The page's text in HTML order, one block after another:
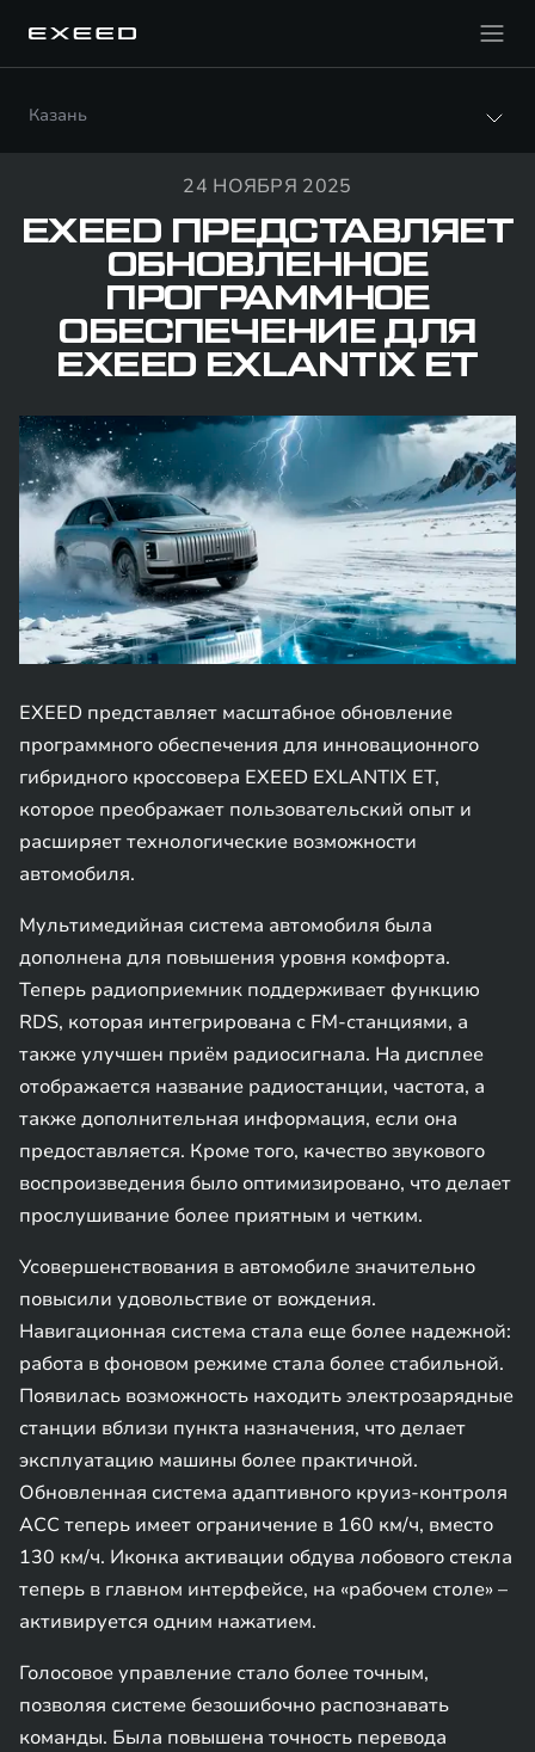
Казань
24 НОЯБРЯ 2025
EXEED ПРЕДСТАВЛЯЕТ
ОБНОВЛЕННОЕ
ПРОГРАММНОЕ
ОБЕСПЕЧЕНИЕ ДЛЯ
EXEED EXLANTIX ET
EXEED представляет масштабное обновление
программного обеспечения для инновационного
гибридного кроссовера EXEED EXLANTIX ET,
которое преображает пользовательский опыт и
расширяет технологические возможности
автомобиля.
Мультимедийная система автомобиля была
дополнена для повышения уровня комфорта.
Теперь радиоприемник поддерживает функцию
RDS, которая интегрирована с FM-станциями, а
также улучшен приём радиосигнала. На дисплее
отображается название радиостанции, частота, а
также дополнительная информация, если она
предоставляется. Кроме того, качество звукового
воспроизведения было оптимизировано, что делает
прослушивание более приятным и четким.
Усовершенствования в автомобиле значительно
повысили удовольствие от вождения.
Навигационная система стала еще более надежной:
работа в фоновом режиме стала более стабильной.
Появилась возможность находить электрозарядные
станции вблизи пункта назначения, что делает
эксплуатацию машины более практичной.
Обновленная система адаптивного круиз-контроля
АСС теперь имеет ограничение в 160 км/ч, вместо
130 км/ч. Иконка активации обдува лобового стекла
теперь в главном интерфейсе, на «рабочем столе» –
активируется одним нажатием.
Голосовое управление стало более точным,
позволяя системе безошибочно распознавать
команды. Была повышена точность перевода